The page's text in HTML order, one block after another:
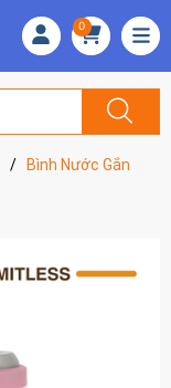
0
/
Bình Nước Gắn